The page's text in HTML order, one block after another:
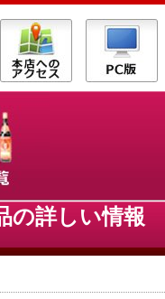
の詳しい情